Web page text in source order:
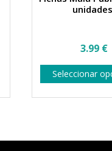
3.99 €
Seleccionar